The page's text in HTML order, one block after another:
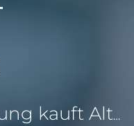
KfW-Förderung „Jung kauft Alt“: Höhere Kredite ab August 2026